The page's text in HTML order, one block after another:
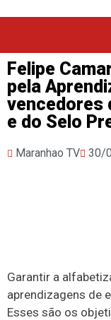
Felipe
pela
vencedores
e do Selo
Maranhao TV 30/
Garantir a
aprendizagens de
Esses são os